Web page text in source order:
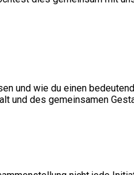
und wie du einen
und des gemeinsamen